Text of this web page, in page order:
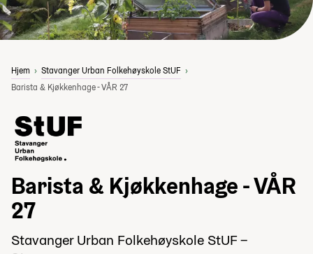
Hjem
Stavanger Urban Folkehøyskole StUF
Barista & Kjøkkenhage - VÅR 27
Barista & Kjøkkenhage - VÅR
27
Stavanger Urban Folkehøyskole StUF –